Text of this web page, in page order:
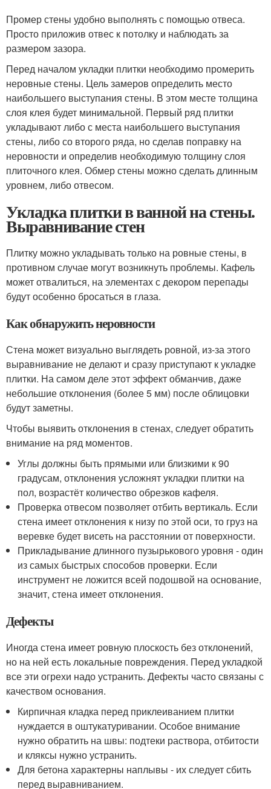
Промер стены удобно выполнять с помощью отвеса.
Просто приложив отвес к потолку и наблюдать за
размером зазора.
Перед началом укладки плитки необходимо промерить
неровные стены. Цель замеров определить место
наибольшего выступания стены. В этом месте толщина
слоя клея будет минимальной. Первый ряд плитки
укладывают либо с места наибольшего выступания
стены, либо со второго ряда, но сделав поправку на
неровности и определив необходимую толщину слоя
плиточного клея. Обмер стены можно сделать длинным
уровнем, либо отвесом.
Укладка плитки в ванной на стены.
Выравнивание стен
Плитку можно укладывать только на ровные стены, в
противном случае могут возникнуть проблемы. Кафель
может отвалиться, на элементах с декором перепады
будут особенно бросаться в глаза.
Как обнаружить неровности
Стена может визуально выглядеть ровной, из-за этого
выравнивание не делают и сразу приступают к укладке
плитки. На самом деле этот эффект обманчив, даже
небольшие отклонения (более 5 мм) после облицовки
будут заметны.
Чтобы выявить отклонения в стенах, следует обратить
внимание на ряд моментов.
Углы должны быть прямыми или близкими к 90
градусам, отклонения усложнят укладки плитки на
пол, возрастёт количество обрезков кафеля.
Проверка отвесом позволяет отбить вертикаль. Если
стена имеет отклонения к низу по этой оси, то груз на
веревке будет висеть на расстоянии от поверхности.
Прикладывание длинного пузырькового уровня - один
из самых быстрых способов проверки. Если
инструмент не ложится всей подошвой на основание,
значит, стена имеет отклонения.
Дефекты
Иногда стена имеет ровную плоскость без отклонений,
но на ней есть локальные повреждения. Перед укладкой
все эти огрехи надо устранить. Дефекты часто связаны с
качеством основания.
Кирпичная кладка перед приклеиванием плитки
нуждается в оштукатуривании. Особое внимание
нужно обратить на швы: подтеки раствора, отбитости
и кляксы нужно устранить.
Для бетона характерны наплывы - их следует сбить
перед выравниванием.